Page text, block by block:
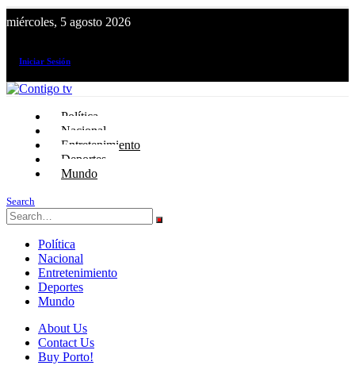
miércoles, 5 agosto 2026
Iniciar Sesión
Política
Nacional
Entretenimiento
Deportes
Mundo
Search
Política
Nacional
Entretenimiento
Deportes
Mundo
About Us
Contact Us
Buy Porto!